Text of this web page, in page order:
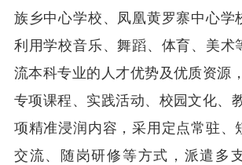
族乡中心学校、凤凰黄罗寨中心学
利用学校音乐、舞蹈、体育、美术
流本科专业的人才优势及优质资源
专项课程、实践活动、校园文化、
项精准浸润内容，采用定点常驻、
交流、随岗研修等方式，派遣多